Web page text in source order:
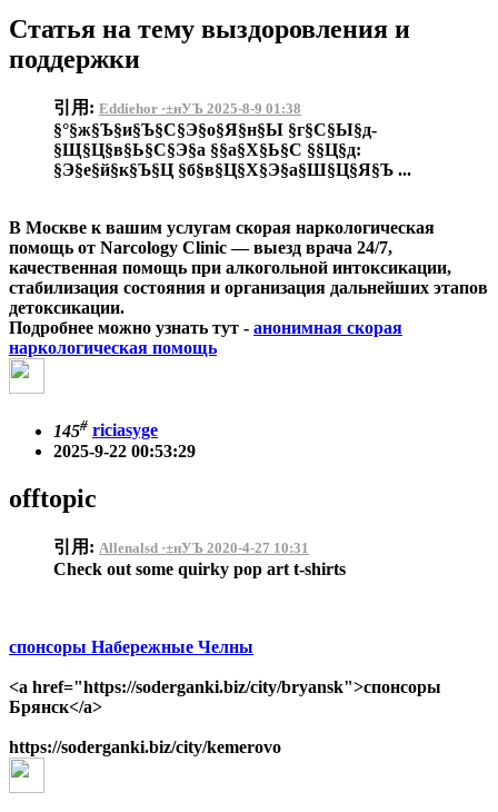
Статья на тему выздоровления и
поддержки
引用: Eddiehor ·±нУЪ 2025-8-9 01:38
§°§ж§Ъ§и§Ъ§С§Э§о§Я§н§Ы §г§С§Ы§д-
§Щ§Ц§в§Ь§С§Э§а §§а§Х§Ь§С §§Ц§д:
§Э§е§й§к§Ъ§Ц §б§в§Ц§Х§Э§а§Ш§Ц§Я§Ъ ...
В Москве к вашим услугам скорая наркологическая
помощь от Narcology Clinic — выезд врача 24/7,
качественная помощь при алкогольной интоксикации,
стабилизация состояния и организация дальнейших этапов
детоксикации.
Подробнее можно узнать тут - анонимная скорая
наркологическая помощь
145# riciasyge
2025-9-22 00:53:29
offtopic
引用: Allenalsd ·±нУЪ 2020-4-27 10:31
Check out some quirky pop art t-shirts
спонсоры Набережные Челны
<a href="https://soderganki.biz/city/bryansk">спонсоры
Брянск</a>
https://soderganki.biz/city/kemerovo